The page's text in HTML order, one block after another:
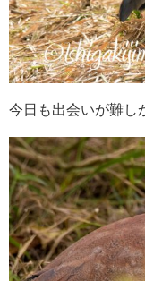
今日も出会いが難し